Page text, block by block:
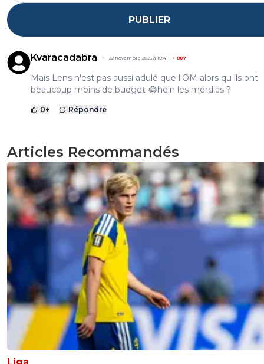
PUBLIER
Kvaracadabra 22 novembre 2025 à 19:41 + 887
Mais Lens n'est pas aussi adulé que l'OM alors qu ils ont
beaucoup moins de budget 😂hein les merdias ?
0+ Répondre
Articles Recommandés